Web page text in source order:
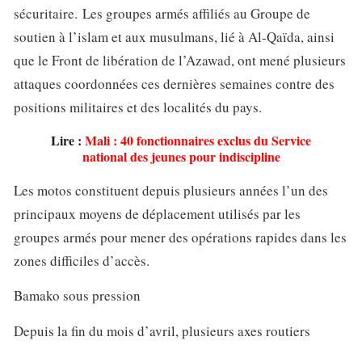
sécuritaire. Les groupes armés affiliés au Groupe de
soutien à l’islam et aux musulmans, lié à Al-Qaïda, ainsi
que le Front de libération de l’Azawad, ont mené plusieurs
attaques coordonnées ces dernières semaines contre des
positions militaires et des localités du pays.
Lire : Mali : 40 fonctionnaires exclus du Service
national des jeunes pour indiscipline
Les motos constituent depuis plusieurs années l’un des
principaux moyens de déplacement utilisés par les
groupes armés pour mener des opérations rapides dans les
zones difficiles d’accès.
Bamako sous pression
Depuis la fin du mois d’avril, plusieurs axes routiers